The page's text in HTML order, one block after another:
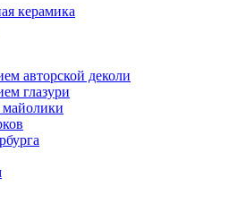
керамика
авторской деколи
глазури